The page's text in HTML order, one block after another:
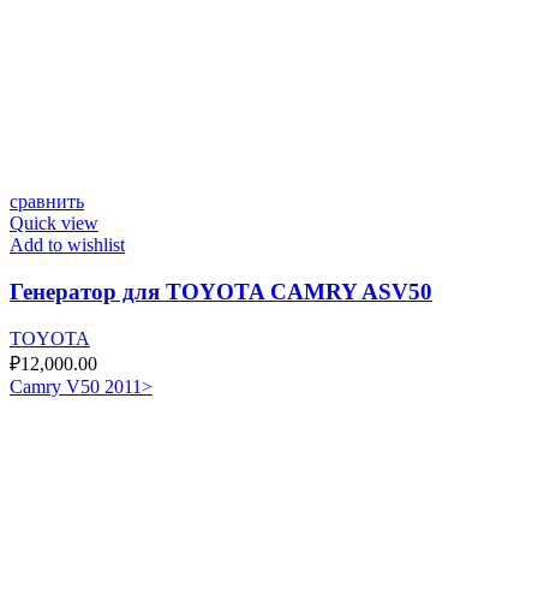
сравнить
Quick view
Add to wishlist
Генератор для TOYOTA CAMRY ASV50
TOYOTA
₽12,000.00
Camry V50 2011>